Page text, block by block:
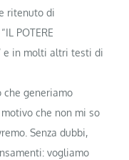
ritenuto di
POTERE
e in molti altri testi di
che generiamo
che non mi so
Senza dubbi,
vogliamo